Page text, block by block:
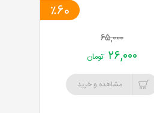
٪60
۶۵,۰۰۰
۲۶,۰۰۰ تومان
مشاهده و خرید